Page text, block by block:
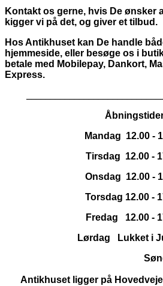
Kontakt os gerne, hvis De ønsker
kigger vi på det, og giver et tilbud.
Hos Antikhuset kan De handle
hjemmeside, eller besøge os i
betale med Mobilepay, Dankort,
Express.
Mandag 12.00 -
Tirsdag 12.00 -
Onsdag 12.00 -
Torsdag 12.00 -
Fredag 12.00 -
Lørdag Lukket i Juni,
Søndag
Antikhuset ligger på